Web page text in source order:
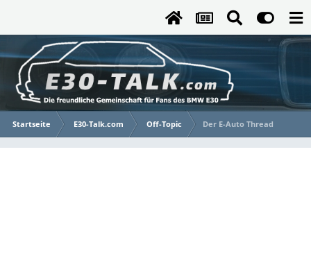
Startseite E30-Talk.com Off-Topic Der E-Auto Thread